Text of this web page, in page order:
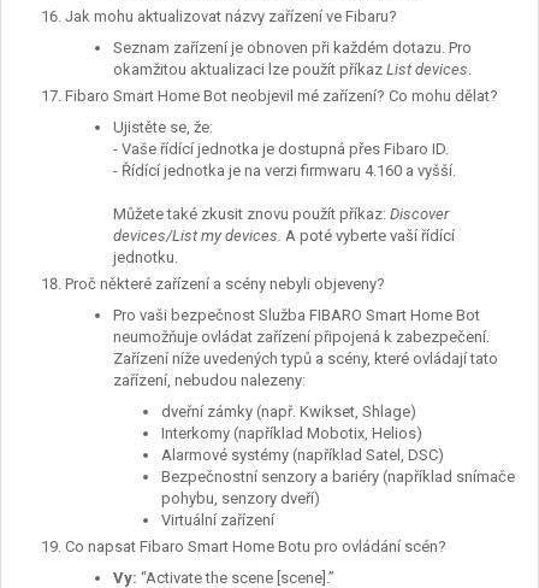
Jak mohu aktualizovat názvy zařízení ve Fibaru?
Seznam zařízení je obnoven při každém dotazu. Pro
okamžitou aktualizaci lze použít příkaz List devices
Fibaro Smart Home Bot neobjevil mé zařízení? Co mohu dělat?
Ujistěte se, že:
- Vaše řídící jednotka je dostupná přes Fibaro ID.
- Řídící jednotka je na verzi firmwaru 4.160 a vyšší.
Můžete také zkusit znovu použít příkaz: Discover
devices/List my devices. A poté vyberte vaší řídící
jednotku.
Proč některé zařízení a scény nebyli objeveny?
Pro vaši bezpečnost Služba FIBARO Smart Home Bot
neumožňuje ovládat zařízení připojená k zabezpečení.
Zařízení níže uvedených typů a scény, které ovládají tato
zařízení, nebudou nalezeny:
dveřní zámky (např. Kwikset, Shlage)
Interkomy (například Mobotix, Helios)
Alarmové systémy (například Satel, DSC)
Bezpečnostní senzory a bariéry (například snímače
pohybu, senzory dveří)
Virtuální zařízení
Co napsat Fibaro Smart Home Botu pro ovládání scén?
Vy: “Activate the scene [scene].”